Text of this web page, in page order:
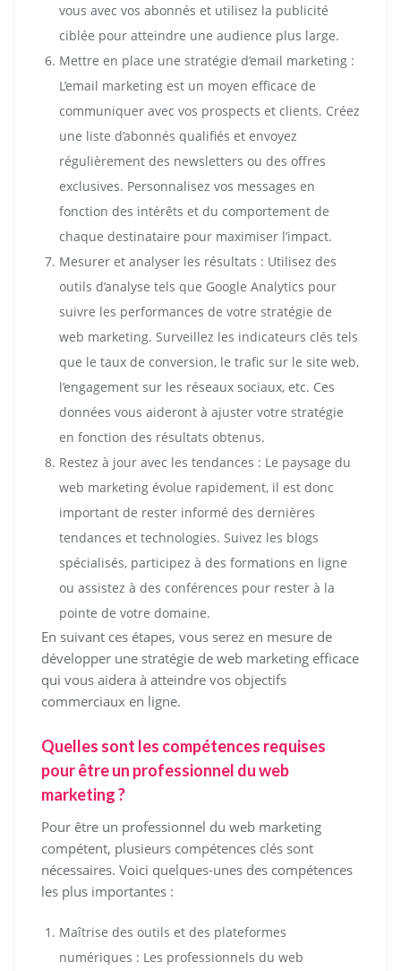
vous avec vos abonnés et utilisez la publicité
ciblée pour atteindre une audience plus large.
Mettre en place une stratégie d’email marketing :
L’email marketing est un moyen efficace de
communiquer avec vos prospects et clients. Créez
une liste d’abonnés qualifiés et envoyez
régulièrement des newsletters ou des offres
exclusives. Personnalisez vos messages en
fonction des intérêts et du comportement de
chaque destinataire pour maximiser l’impact.
Mesurer et analyser les résultats : Utilisez des
outils d’analyse tels que Google Analytics pour
suivre les performances de votre stratégie de
web marketing. Surveillez les indicateurs clés tels
que le taux de conversion, le trafic sur le site web,
l’engagement sur les réseaux sociaux, etc. Ces
données vous aideront à ajuster votre stratégie
en fonction des résultats obtenus.
Restez à jour avec les tendances : Le paysage du
web marketing évolue rapidement, il est donc
important de rester informé des dernières
tendances et technologies. Suivez les blogs
spécialisés, participez à des formations en ligne
ou assistez à des conférences pour rester à la
pointe de votre domaine.
En suivant ces étapes, vous serez en mesure de
développer une stratégie de web marketing efficace
qui vous aidera à atteindre vos objectifs
commerciaux en ligne.
Quelles sont les compétences requises
pour être un professionnel du web
marketing ?
Pour être un professionnel du web marketing
compétent, plusieurs compétences clés sont
nécessaires. Voici quelques-unes des compétences
les plus importantes :
Maîtrise des outils et des plateformes
numériques : Les professionnels du web